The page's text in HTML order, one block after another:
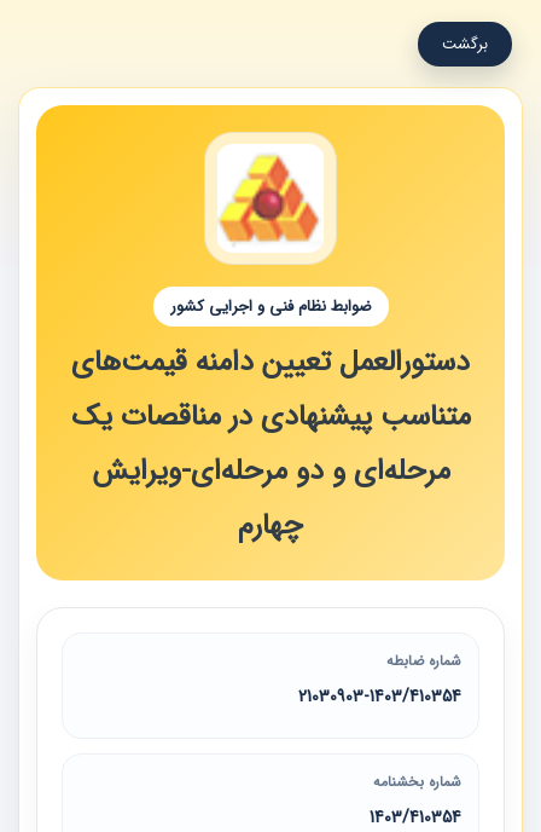
برگشت
ضوابط نظام فنی و اجرایی کشور
دستورالعمل تعیین دامنه قیمت‌های
متناسب پیشنهادی در مناقصات یک
مرحله‌ای و دو مرحله‌ای-ویرایش
چهارم
شماره ضابطه
21030903-1403/410354
شماره بخشنامه
1403/410354